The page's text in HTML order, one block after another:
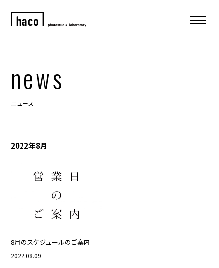
news
ニュース
2022年8月
8月のスケジュールのご案内
2022.08.09